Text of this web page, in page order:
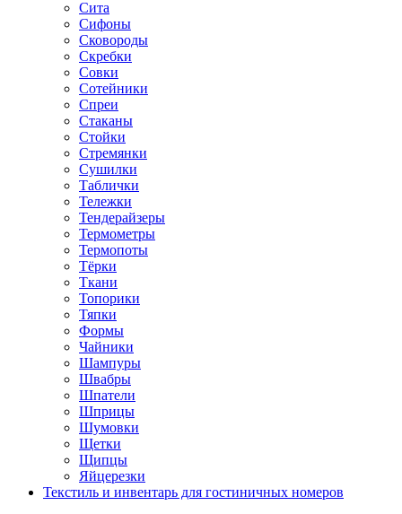
Сита
Сифоны
Сковороды
Скребки
Совки
Сотейники
Спреи
Стаканы
Стойки
Стремянки
Сушилки
Таблички
Тележки
Тендерайзеры
Термометры
Термопоты
Тёрки
Ткани
Топорики
Тяпки
Формы
Чайники
Шампуры
Швабры
Шпатели
Шприцы
Шумовки
Щетки
Щипцы
Яйцерезки
Текстиль и инвентарь для гостиничных номеров